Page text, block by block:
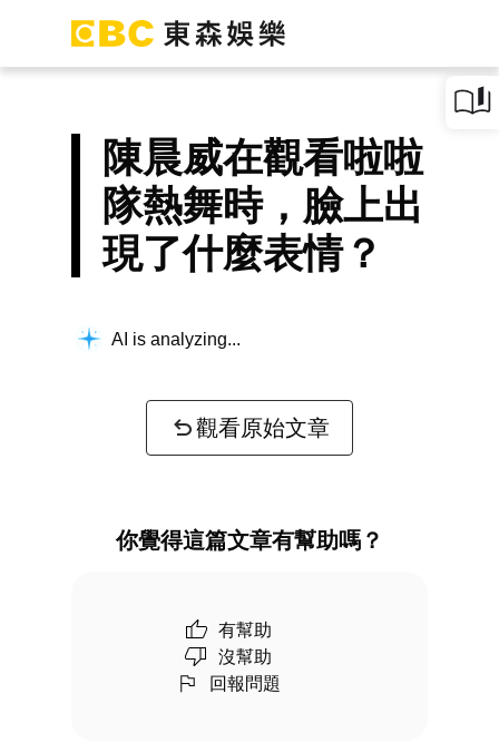
陳晨威在觀看啦啦
隊熱舞時，臉上出
現了什麼表情？
AI is analyzing...
觀看原始文章
你覺得這篇文章有幫助嗎？
有幫助
沒幫助
回報問題